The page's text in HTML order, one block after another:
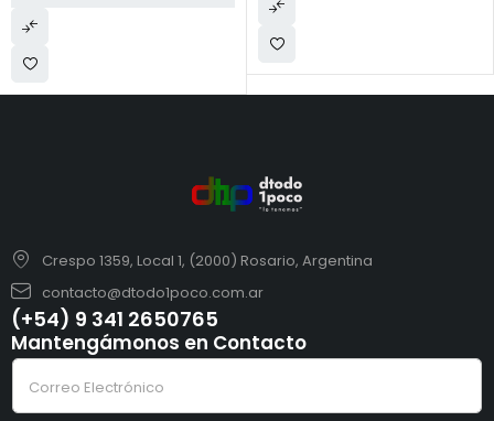
Crespo 1359, Local 1, (2000) Rosario, Argentina
contacto@dtodo1poco.com.ar
(+54) 9 341 2650765
Mantengámonos en Contacto
C
o
r
C